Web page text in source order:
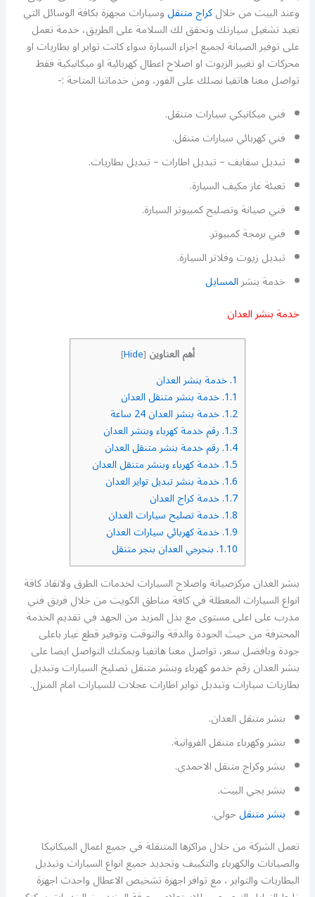
وعند البيت من خلالكراج متنقلوسيارات مجهزة بكافة الوسائل التي
تعيد تشغيل سيارتك وتحقق لك السلامة على الطريق، خدمة تعمل
على توفير الصيانة لجميع اجزاء السيارة سواء كانت تواير او بطاريات او
محركات او تغيير الزيوت او اصلاح اعطال كهربائية او ميكانيكية فقط
تواصل معنا هاتفيا نصلك على الفور، ومن خدماتنا المتاحة :-
فني ميكانيكي سيارات متنقل.
فني كهربائي سيارات متنقل.
تبديل سفايف – تبديل اطارات – تبديل بطاريات.
تعبئة غاز مكيف السيارة.
فني صيانة وتصليح كمبيوتر السيارة.
فني برمجة كمبيوتر.
تبديل زيوت وفلاتر السيارة.
خدمة بنشرالمسايل
خدمة بنشر العدان
أهم العناوين [
Hide
]
1. خدمة بنشر العدان
1.1. خدمة بنشر متنقل العدان
1.2. خدمة بنشر العدان 24 ساعة
1.3. رقم خدمة كهرباء وبنشر العدان
1.4. رقم خدمة بنشر متنقل العدان
1.5. خدمة كهرباء وبنشر متنقل العدان
1.6. خدمة بنشر تبديل تواير العدان
1.7. خدمة كراج العدان
1.8. خدمة تصليح سيارات العدان
1.9. خدمة كهربائي سيارات العدان
1.10. بنجرجي العدان بنجر متنقل
بنشر العدان مركزصيانة واصلاح السيارات لخدمات الطرق ولانقاذ كافة
انواع السيارات المعطلة في كافة مناطق الكويت من خلال فريق فني
مدرب على اعلى مستوى مع بذل المزيد من الجهد في تقديم الخدمة
المحترفة من حيث الجودة والدقة والتوقت وتوفير قطع غيار باعلى
جودة وبافضل سعر، تواصل معنا هاتفيا ويمكنك التواصل ايضا على
بنشر العدان رقم خدمو كهرباء وبنشر متنقل تصليخ السيارات وتبديل
بطاريات سيارات وتبديل تواير اطارات عجلات للسيارات امام المنزل.
بنشر متنقل العدان.
بنشر وكهرباء متنقل الفروانية.
بنشر وكراج متنقل الاحمدي.
بنشر يجي البيت.
بنشر متنقلحولي.
تعمل الشركة من خلال مراكزها المتنقلة في جميع اعمال الميكانيكا
والصيانات والكهرباء والتكييف وتجديد جميع انواع السيارات وتبديل
البطاريات والتواير ، مع توافر اجهزة تشخيص الاعطال واحدث اجهزة